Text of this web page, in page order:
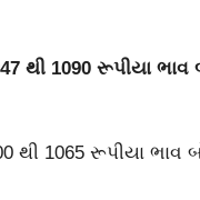
થી 1090 રૂપીયા ભાવ
1065 રૂપીયા ભાવ